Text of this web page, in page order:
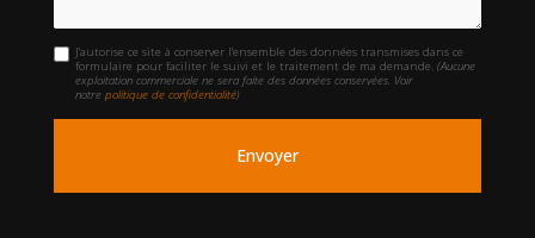
J'autorise ce site à conserver l'ensemble des données transmises dans ce
formulaire pour faciliter le suivi et le traitement de ma demande.(Aucune
exploitation commerciale ne sera faite des données conservées. Voir
notrepolitique de confidentialité)